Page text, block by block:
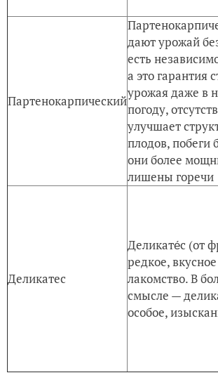
Партенокарпический
дают урожай
есть
а это гарантия
урожая даже в
погоду,
улучшает
плодов, побеги
они более
лишены горечи
Деликатес
Деликате́с (от
редкое,
лакомство. В
смысле —
особое,